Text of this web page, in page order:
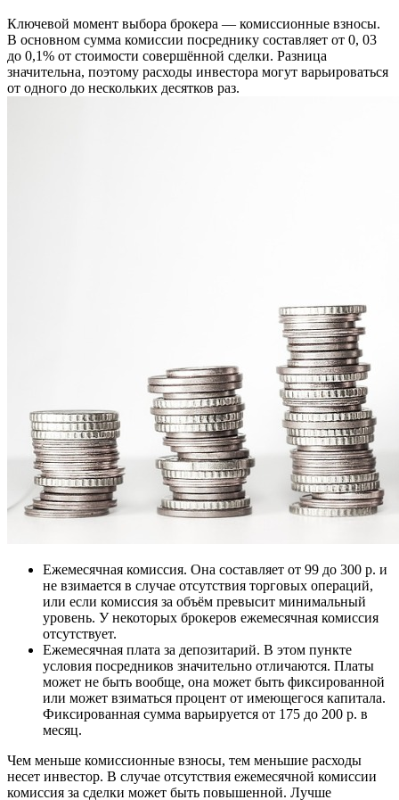
Ключевой момент выбора брокера — комиссионные взносы.
В основном сумма комиссии посреднику составляет от 0, 03
до 0,1% от стоимости совершённой сделки. Разница
значительна, поэтому расходы инвестора могут варьироваться
от одного до нескольких десятков раз.
Ежемесячная комиссия. Она составляет от 99 до 300 р. и
не взимается в случае отсутствия торговых операций,
или если комиссия за объём превысит минимальный
уровень. У некоторых брокеров ежемесячная комиссия
отсутствует.
Ежемесячная плата за депозитарий. В этом пункте
условия посредников значительно отличаются. Платы
может не быть вообще, она может быть фиксированной
или может взиматься процент от имеющегося капитала.
Фиксированная сумма варьируется от 175 до 200 р. в
месяц.
Чем меньше комиссионные взносы, тем меньшие расходы
несет инвестор. В случае отсутствия ежемесячной комиссии
комиссия за сделки может быть повышенной. Лучше